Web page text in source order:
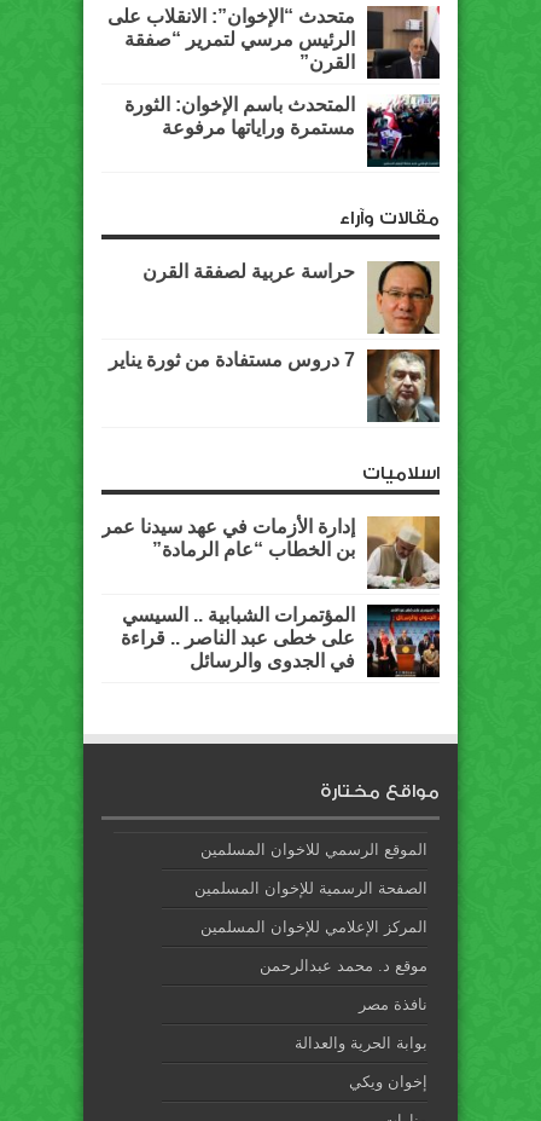
متحدث “الإخوان”: الانقلاب على
الرئيس مرسي لتمرير “صفقة
القرن”
المتحدث باسم الإخوان: الثورة
مستمرة وراياتها مرفوعة
مقالات وآراء
حراسة عربية لصفقة القرن
7 دروس مستفادة من ثورة يناير
اسلاميات
إدارة الأزمات في عهد سيدنا عمر
بن الخطاب “عام الرمادة”
المؤتمرات الشبابية .. السيسي
على خطى عبد الناصر .. قراءة
في الجدوى والرسائل
مواقع مختارة
الموقع الرسمي للاخوان المسلمين
الصفحة الرسمية للإخوان المسلمين
المركز الإعلامي للإخوان المسلمين
موقع د. محمد عبدالرحمن
نافذة مصر
بوابة الحرية والعدالة
إخوان ويكي